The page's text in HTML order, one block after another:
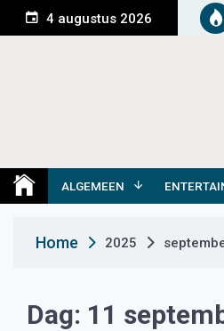
n
e
4 augustus 2026
Medemblik
ALGEMEEN
Home 2025
Dag: 11